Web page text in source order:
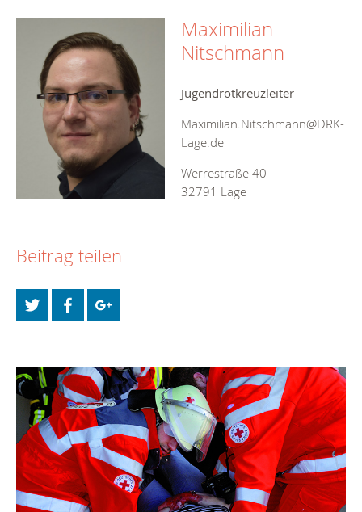
Maximilian
Nitschmann
Jugendrotkreuzleiter
Maximilian.Nitschmann@DRK-
Lage.de
Werrestraße 40
32791 Lage
Beitrag teilen